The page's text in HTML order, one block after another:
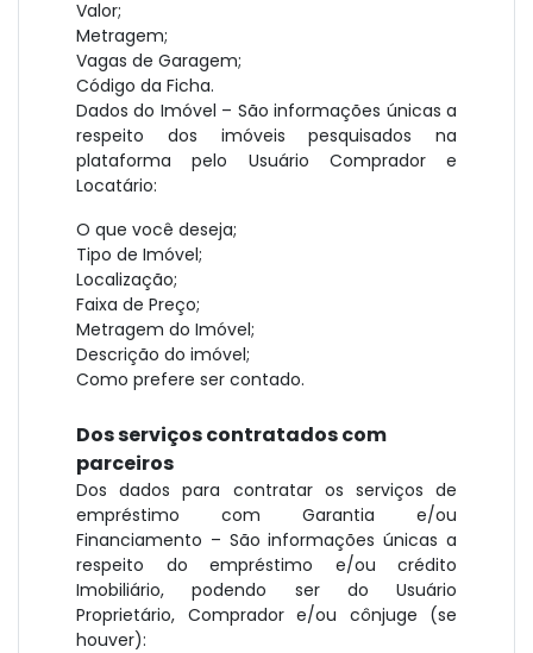
Valor;
Metragem;
Vagas de Garagem;
Código da Ficha.
Dados do Imóvel – São informações únicas a
respeito dos imóveis pesquisados na
plataforma pelo Usuário Comprador e
Locatário:
O que você deseja;
Tipo de Imóvel;
Localização;
Faixa de Preço;
Metragem do Imóvel;
Descrição do imóvel;
Como prefere ser contado.
Dos serviços contratados com
parceiros
Dos dados para contratar os serviços de
empréstimo com Garantia e/ou
Financiamento – São informações únicas a
respeito do empréstimo e/ou crédito
Imobiliário, podendo ser do Usuário
Proprietário, Comprador e/ou cônjuge (se
houver):